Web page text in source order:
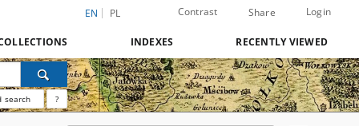
EN PL Contrast Share Login
INDEXES RECENTLY VIEWED
search ?